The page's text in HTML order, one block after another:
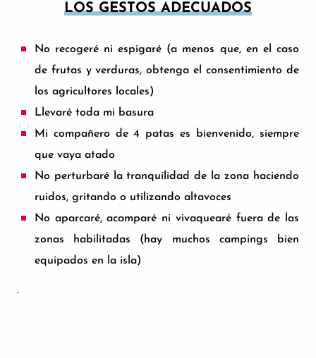
LOS GESTOS ADECUADOS
No recogeré ni espigaré (a menos que, en el caso
de frutas y verduras, obtenga el consentimiento de
los agricultores locales)
Llevaré toda mi basura
Mi compañero de 4 patas es bienvenido, siempre
que vaya atado
No perturbaré la tranquilidad de la zona haciendo
ruidos, gritando o utilizando altavoces
No aparcaré, acamparé ni vivaquearé fuera de las
zonas habilitadas (hay muchos campings bien
equipados en la isla)
.